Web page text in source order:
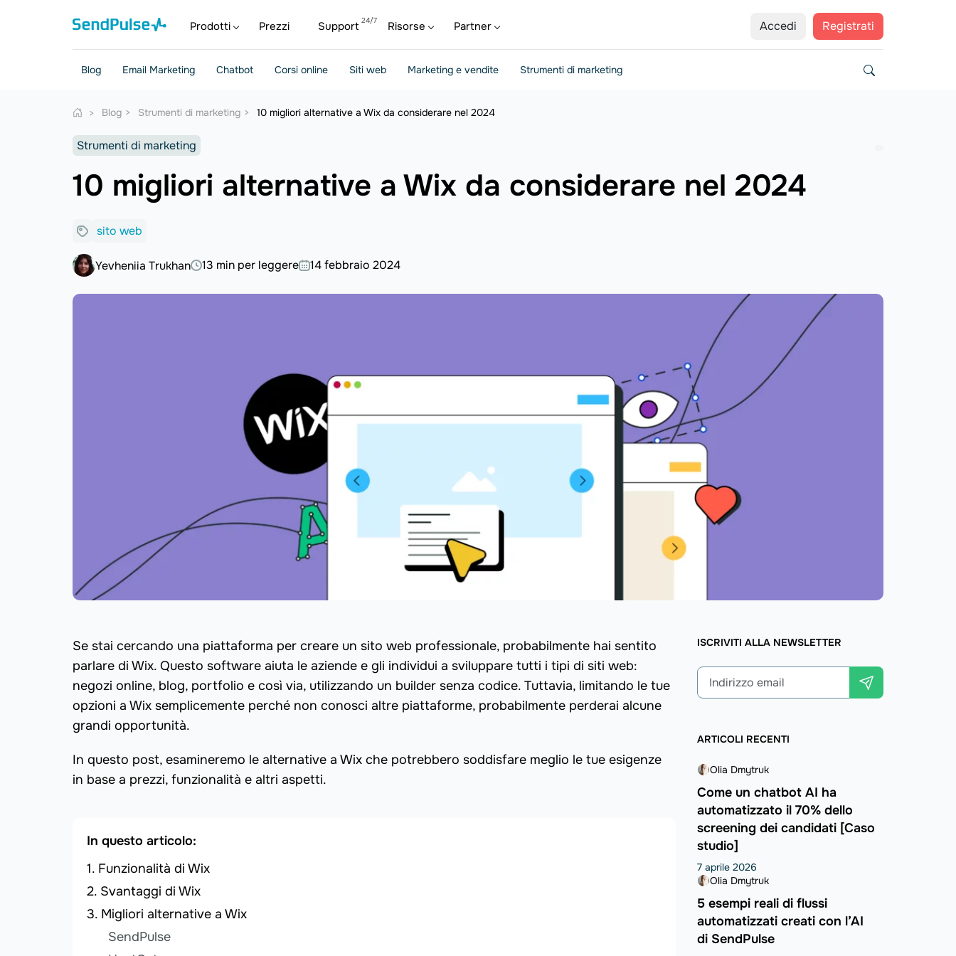
Accedi Registrati
Prodotti Prezzi Support Risorse Partner
Blog Email Marketing Chatbot Corsi online Siti web Marketing e vendite Strumenti di marketing
Blog Strumenti di marketing 10 migliori alternative a Wix da considerare nel 2024
Strumenti di marketing
10 migliori alternative a Wix da considerare nel 2024
sito web
Yevheniia Trukhan 13 min per leggere 14 febbraio 2024
Se stai cercando una piattaforma per creare un sito web professionale, probabilmente hai sentito
parlare di Wix. Questo software aiuta le aziende e gli individui a sviluppare tutti i tipi di siti web:
negozi online, blog, portfolio e così via, utilizzando un builder senza codice. Tuttavia, limitando le tue
opzioni a Wix semplicemente perché non conosci altre piattaforme, probabilmente perderai alcune
grandi opportunità.
In questo post, esamineremo le alternative a Wix che potrebbero soddisfare meglio le tue esigenze
in base a prezzi, funzionalità e altri aspetti.
In questo articolo:
Funzionalità di Wix
Svantaggi di Wix
Migliori alternative a Wix
SendPulse
ISCRIVITI ALLA NEWSLETTER
ARTICOLI RECENTI
Olia Dmytruk
Come un chatbot AI ha
automatizzato il 70% dello
screening dei candidati [Caso
studio]
7 aprile 2026
Olia Dmytruk
5 esempi reali di flussi
automatizzati creati con l’AI
di SendPulse